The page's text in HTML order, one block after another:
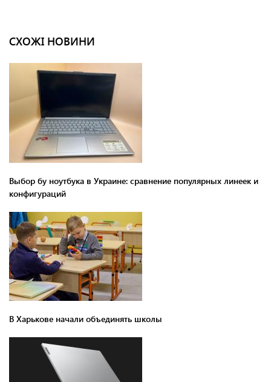
СХОЖІ НОВИНИ
Выбор бу ноутбука в Украине: сравнение популярных линеек и
конфигураций
В Харькове начали объединять школы